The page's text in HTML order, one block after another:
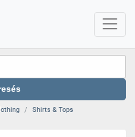
Shirts & Tops